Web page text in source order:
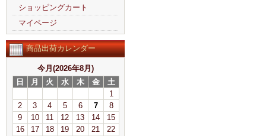
ショッピングカート
マイページ
商品出荷カレンダー
今月(2026年8月)
日
月 火 水 木 金
土
1
2
3 4 5 6 7
8
9
10 11 12 13 14
15
16
17 18 19 20 21
22